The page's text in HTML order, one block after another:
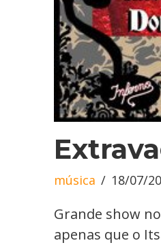
música 18/07/
Grande show
apenas que o